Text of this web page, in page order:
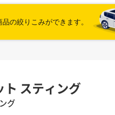
品の絞りこみができます。
ト スティング
グ